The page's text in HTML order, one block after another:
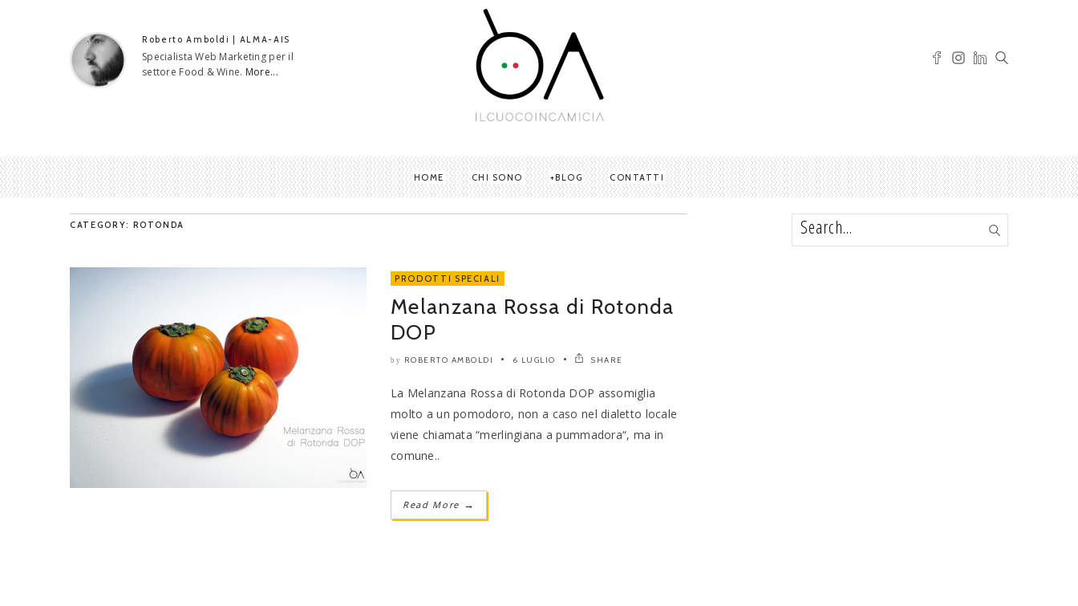
Roberto Amboldi | ALMA-AIS
Specialista Web Marketing per il
settore Food & Wine. More...
HOME CHI SONO BLOG CONTATTI
CATEGORY: ROTONDA
PRODOTTI SPECIALI
Melanzana Rossa di Rotonda
DOP
by ROBERTO AMBOLDI 6 LUGLIO SHARE
La Melanzana Rossa di Rotonda DOP assomiglia
molto a un pomodoro, non a caso nel dialetto locale
viene chiamata “merlingiana a pummadora“, ma in
comune..
Read More →